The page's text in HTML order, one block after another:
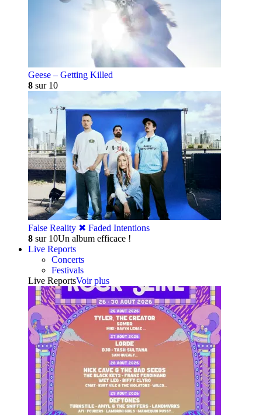
Geese – Getting Killed
8 sur 10
False Reality ✖︎ Faded Intentions
8 sur 10Un album efficace !
Live Reports
Concerts
Festivals
Live ReportsVoir plus